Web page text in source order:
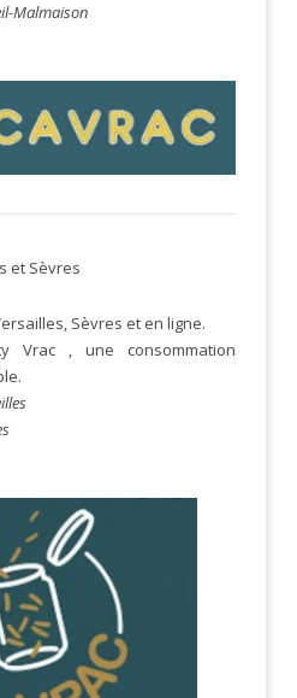
Malmaison
et Sèvres
Sèvres et en ligne.
Vrac , une consommation